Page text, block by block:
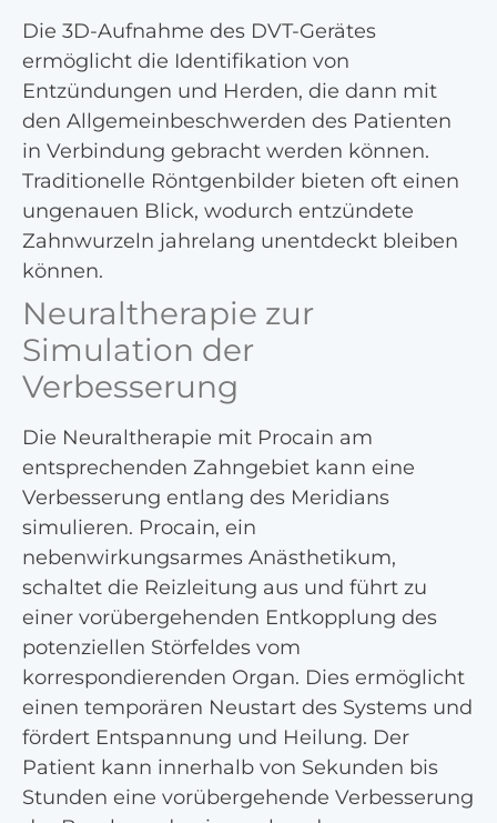
Die 3D-Aufnahme des DVT-Gerätes
ermöglicht die Identifikation von
Entzündungen und Herden, die dann mit
den Allgemeinbeschwerden des Patienten
in Verbindung gebracht werden können.
Traditionelle Röntgenbilder bieten oft einen
ungenauen Blick, wodurch entzündete
Zahnwurzeln jahrelang unentdeckt bleiben
können.
Neuraltherapie zur
Simulation der
Verbesserung
Die Neuraltherapie mit Procain am
entsprechenden Zahngebiet kann eine
Verbesserung entlang des Meridians
simulieren. Procain, ein
nebenwirkungsarmes Anästhetikum,
schaltet die Reizleitung aus und führt zu
einer vorübergehenden Entkopplung des
potenziellen Störfeldes vom
korrespondierenden Organ. Dies ermöglicht
einen temporären Neustart des Systems und
fördert Entspannung und Heilung. Der
Patient kann innerhalb von Sekunden bis
Stunden eine vorübergehende Verbesserung